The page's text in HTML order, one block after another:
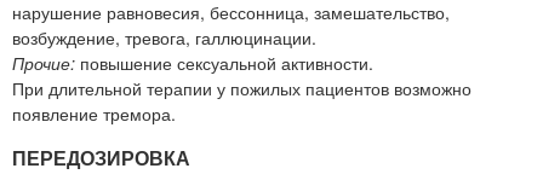
нарушение равновесия, бессонница, замешательство,
возбуждение, тревога, галлюцинации.
Прочие: повышение сексуальной активности.
При длительной терапии у пожилых пациентов возможно
появление тремора.
ПЕРЕДОЗИРОВКА